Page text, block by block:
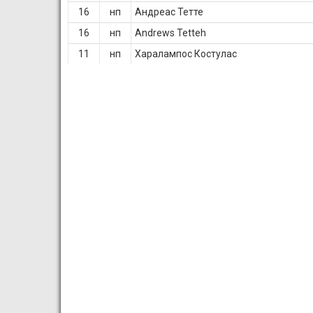
16
нп Андреас Тетте
16
нп Andrews Tetteh
11
нп Харалампос Костулас